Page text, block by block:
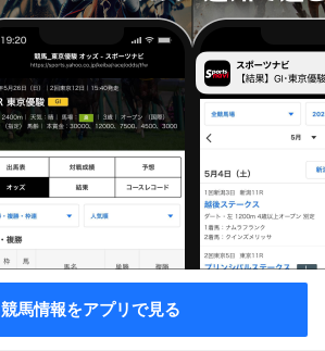
競馬情報をアプリで見る